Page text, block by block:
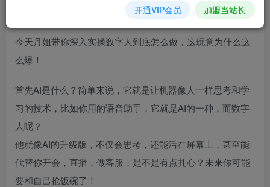
人，听起来像科幻电影，但他已经悄悄走进我们的生活了。
今天丹姐带你深入实操数字人到底怎么做，这玩意为什么这
么爆！
首先AI是什么？简单来说，它就是让机器像人一样思考和学
习的技术，比如你用的语音助手，它就是AI的一种，而数字
人呢？
他就像AI的升级版，不仅会思考，还能活在屏幕上，甚至能
代替你开会，直播，做客服，是不是有点扎心？未来你可能
要和自己抢饭碗了！
开通VIP会员 加盟当站长